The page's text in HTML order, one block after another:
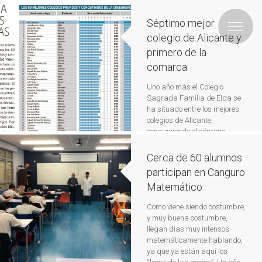
Séptimo mejor
colegio de Alicante y
primero de la
comarca
Uno año más el Colegio
Sagrada Familia de Elda se
ha situado entre los mejores
colegios de Alicante,
consiguiendo el séptimo
publica el diario El Mundo de
Concertados y Privados de la
Comunidad Valenciana.
Cerca de 60 alumnos
participan en Canguro
Matemático
Como viene siendo costumbre,
y muy buena costumbre,
llegan días muy intensos
matemáticamente hablando,
ya que ya están aquí los